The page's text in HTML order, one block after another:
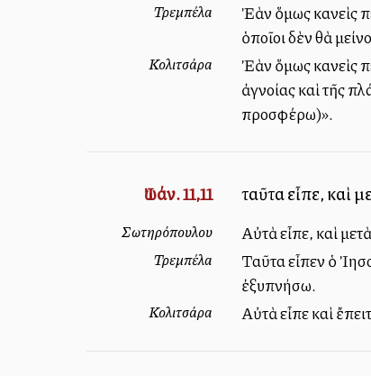
Τρεμπέλα
Ἐὰν ὅμως κανεὶς
ὁποῖοι δὲν θὰ
Κολιτσάρα
Ἐὰν ὅμως κανεὶς
ἀγνοίας καὶ τῆς
προσφέρω)».
Ἰωάν. 11,11 ταῦτα εἶπε, καὶ
Σωτηρόπουλου Αὐτὰ εἶπε, καὶ
Τρεμπέλα
Ταῦτα εἶπεν ὁ
ἐξυπνήσω.
Κολιτσάρα Αὐτὰ εἶπε καὶ